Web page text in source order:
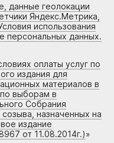
данные геолокации
Яндекс.Метрика,
использования
персональных данных.
оплаты услуг по
издания для
материалов в
выборам в
Собрания
назначенных на
издание
от 11.08.2014г.)»